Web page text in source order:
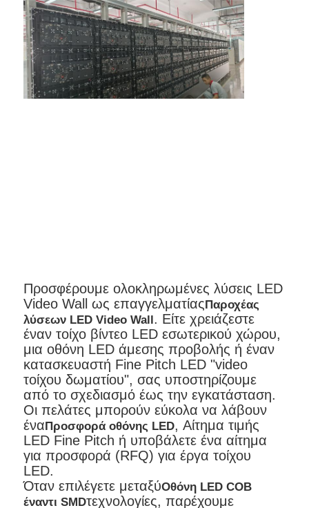
Προσφέρουμε ολοκληρωμένες λύσεις LED
Video Wall ως επαγγελματίας Παροχέας
λύσεων LED Video Wall . Είτε χρειάζεστε
έναν τοίχο βίντεο LED εσωτερικού χώρου,
μια οθόνη LED άμεσης προβολής ή έναν
κατασκευαστή Fine Pitch LED "video
τοίχου δωματίου", σας υποστηρίζουμε
από το σχεδιασμό έως την εγκατάσταση.
Οι πελάτες μπορούν εύκολα να λάβουν
ένα Προσφορά οθόνης LED, Αίτημα τιμής
LED Fine Pitch ή υποβάλετε ένα αίτημα
για προσφορά (RFQ) για έργα τοίχου
LED.
Όταν επιλέγετε μεταξύΟθόνη LED COB
έναντι SMDτεχνολογίες, παρέχουμε